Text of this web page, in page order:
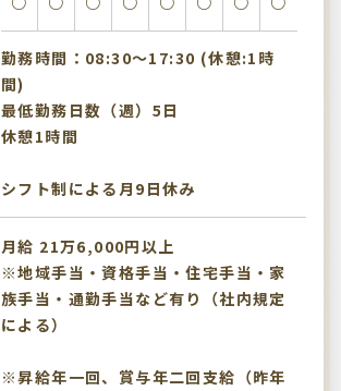
勤務時間：08:30〜17:30 (休憩:1時
間)
最低勤務日数（週）5日
休憩1時間
シフト制による月9日休み
月給 21万6,000円以上
※地域手当・資格手当・住宅手当・家
族手当・通勤手当など有り（社内規定
による）
※昇給年一回、賞与年二回支給（昨年